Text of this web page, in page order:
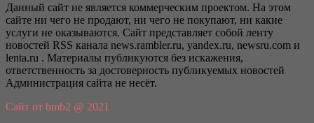
Данный сайт не является коммерческим проектом. На этом
сайте ни чего не продают, ни чего не покупают, ни какие
услуги не оказываются. Сайт представляет собой ленту
новостей RSS канала news.rambler.ru, yandex.ru, newsru.com и
lenta.ru . Материалы публикуются без искажения,
ответственность за достоверность публикуемых новостей
Администрация сайта не несёт.
Сайт от bmb2 @ 2021